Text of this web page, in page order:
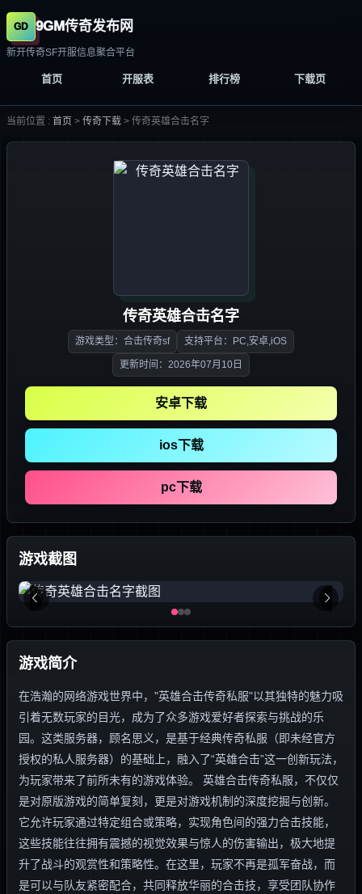
9GM传奇发布网
新开传奇SF开服信息聚合平台
首页 开服表 排行榜 下载页
当前位置 : 首页 > 传奇下载 > 传奇英雄合击名字
传奇英雄合击名字
游戏类型：合击传奇sf 支持平台：PC,安卓,iOS
更新时间：2026年07月10日
安卓下载
ios下载
pc下载
游戏截图
游戏简介
在浩瀚的网络游戏世界中，"英雄合击传奇私服"以其独特的魅力吸
引着无数玩家的目光，成为了众多游戏爱好者探索与挑战的乐
园。这类服务器，顾名思义，是基于经典传奇私服（即未经官方
授权的私人服务器）的基础上，融入了“英雄合击”这一创新玩法，
为玩家带来了前所未有的游戏体验。 英雄合击传奇私服，不仅仅
是对原版游戏的简单复刻，更是对游戏机制的深度挖掘与创新。
它允许玩家通过特定组合或策略，实现角色间的强力合击技能，
这些技能往往拥有震撼的视觉效果与惊人的伤害输出，极大地提
升了战斗的观赏性和策略性。在这里，玩家不再是孤军奋战，而
是可以与队友紧密配合，共同释放华丽的合击技，享受团队协作